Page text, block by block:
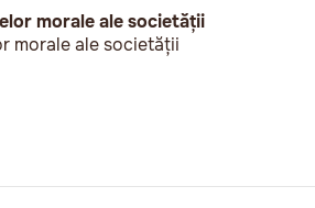
morale ale societății
morale ale societății